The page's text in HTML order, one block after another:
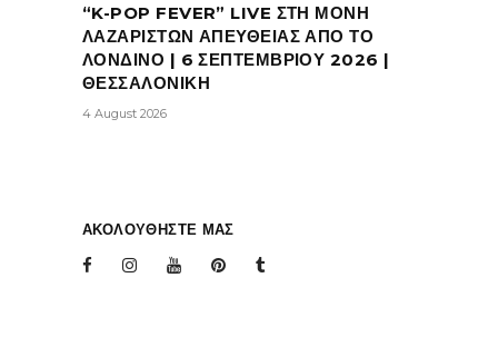
“K-POP FEVER” LIVE ΣΤΗ ΜΟΝΗ
ΛΑΖΑΡΙΣΤΩΝ ΑΠΕΥΘΕΙΑΣ ΑΠΟ ΤΟ
ΛΟΝΔΙΝΟ | 6 ΣΕΠΤΕΜΒΡΙΟΥ 2026 |
ΘΕΣΣΑΛΟΝΙΚΗ
4 August 2026
ΑΚΟΛΟΥΘΗΣΤΕ ΜΑΣ